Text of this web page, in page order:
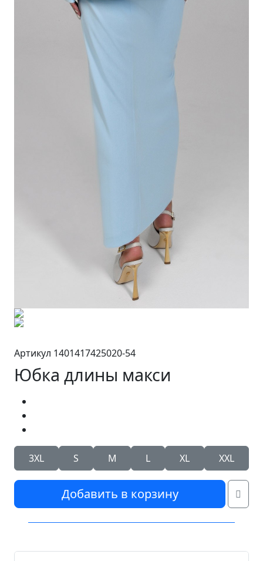
Артикул 1401417425020-54
Юбка длины макси
3XL S M L XL XXL
Добавить в корзину